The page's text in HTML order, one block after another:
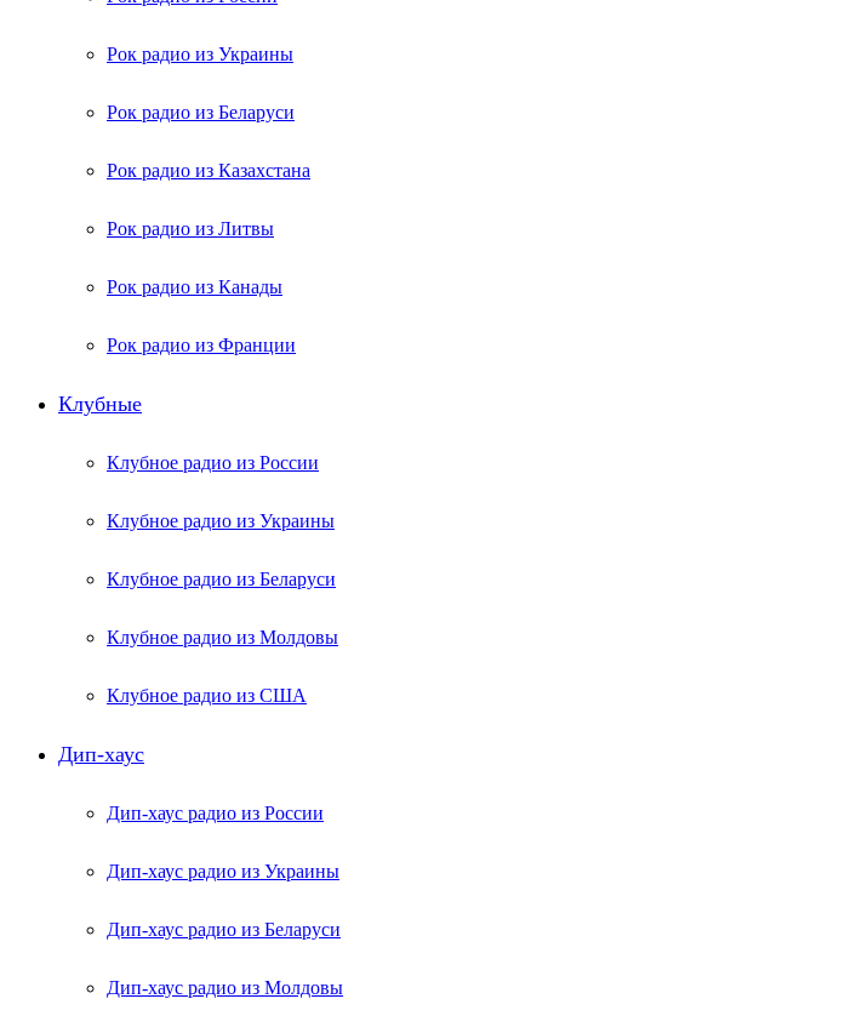
Рок радио из Украины
Рок радио из Беларуси
Рок радио из Казахстана
Рок радио из Литвы
Рок радио из Канады
Рок радио из Франции
Клубные
Клубное радио из России
Клубное радио из Украины
Клубное радио из Беларуси
Клубное радио из Молдовы
Клубное радио из США
Дип-хаус
Дип-хаус радио из России
Дип-хаус радио из Украины
Дип-хаус радио из Беларуси
Дип-хаус радио из Молдовы